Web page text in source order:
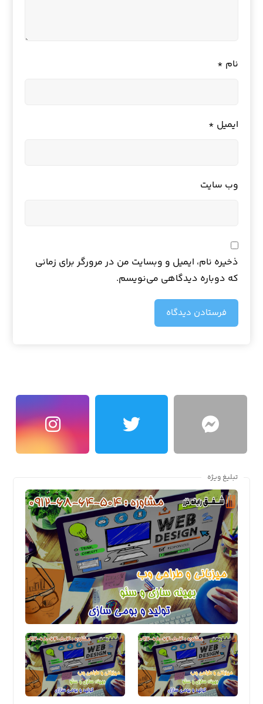
نام *
ایمیل *
وب‌ سایت
ذخیره نام، ایمیل و وبسایت من در مرورگر برای زمانی
که دوباره دیدگاهی می‌نویسم.
فرستادن دیدگاه
تبلیغ ویژه